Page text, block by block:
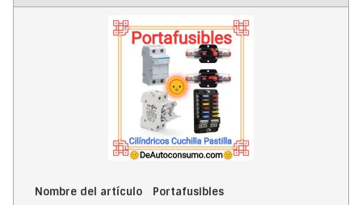
Nombre del artículo
Portafusibles